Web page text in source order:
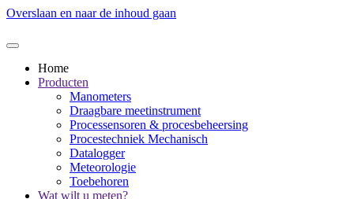
Overslaan en naar de inhoud gaan
Home
Producten
Manometers
Draagbare meetinstrument
Processensoren & procesbeheersing
Procestechniek Mechanisch
Datalogger
Meteorologie
Toebehoren
Wat wilt u meten?